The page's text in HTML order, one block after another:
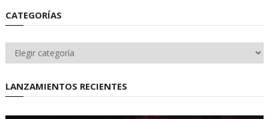
CATEGORÍAS
Categorías
LANZAMIENTOS RECIENTES